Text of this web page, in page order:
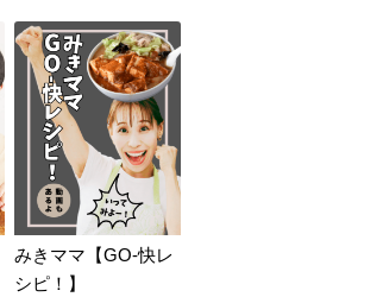
みきママ【GO-快レ
シピ！】